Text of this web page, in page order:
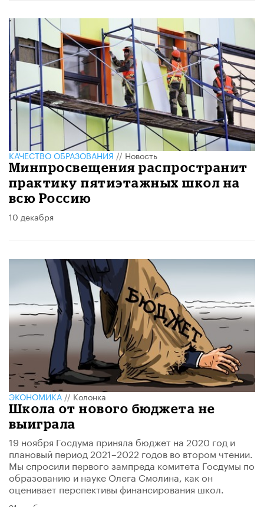
КАЧЕСТВО ОБРАЗОВАНИЯ//Новость
Минпросвещения распространит
практику пятиэтажных школ на
всю Россию
10 декабря
ЭКОНОМИКА//Колонка
Школа от нового бюджета не
выиграла
19 ноября Госдума приняла бюджет на 2020 год и
плановый период 2021–2022 годов во втором чтении.
Мы спросили первого зампреда комитета Госдумы по
образованию и науке Олега Смолина, как он
оценивает перспективы финансирования школ.